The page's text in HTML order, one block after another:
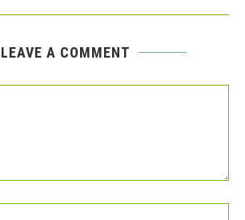
LEAVE A COMMENT